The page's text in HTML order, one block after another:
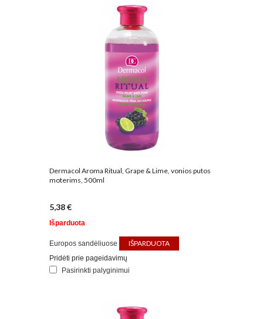
Dermacol Aroma Ritual, Grape & Lime, vonios putos
moterims, 500ml
5,38 €
Išparduota
Europos sandėliuose IŠPARDUOTA
Pridėti prie pageidavimų
Pasirinkti palyginimui